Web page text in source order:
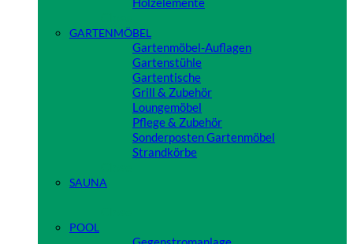
GARTENMÖBEL
Gartenmöbel-Auflagen
Gartenstühle
Gartentische
Grill & Zubehör
Loungemöbel
Pflege & Zubehör
Sonderposten Gartenmöbel
Strandkörbe
SAUNA
POOL